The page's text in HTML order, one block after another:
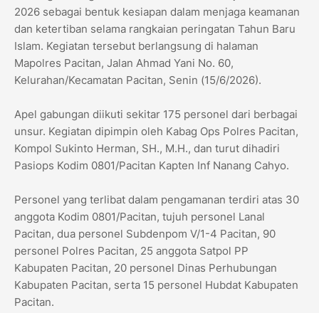
2026 sebagai bentuk kesiapan dalam menjaga keamanan
dan ketertiban selama rangkaian peringatan Tahun Baru
Islam. Kegiatan tersebut berlangsung di halaman
Mapolres Pacitan, Jalan Ahmad Yani No. 60,
Kelurahan/Kecamatan Pacitan, Senin (15/6/2026).
Apel gabungan diikuti sekitar 175 personel dari berbagai
unsur. Kegiatan dipimpin oleh Kabag Ops Polres Pacitan,
Kompol Sukinto Herman, SH., M.H., dan turut dihadiri
Pasiops Kodim 0801/Pacitan Kapten Inf Nanang Cahyo.
Personel yang terlibat dalam pengamanan terdiri atas 30
anggota Kodim 0801/Pacitan, tujuh personel Lanal
Pacitan, dua personel Subdenpom V/1-4 Pacitan, 90
personel Polres Pacitan, 25 anggota Satpol PP
Kabupaten Pacitan, 20 personel Dinas Perhubungan
Kabupaten Pacitan, serta 15 personel Hubdat Kabupaten
Pacitan.